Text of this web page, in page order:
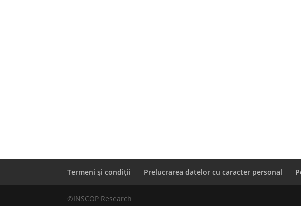
Termeni și condiții Prelucrarea datelor cu caracter personal
©INSCOP Research